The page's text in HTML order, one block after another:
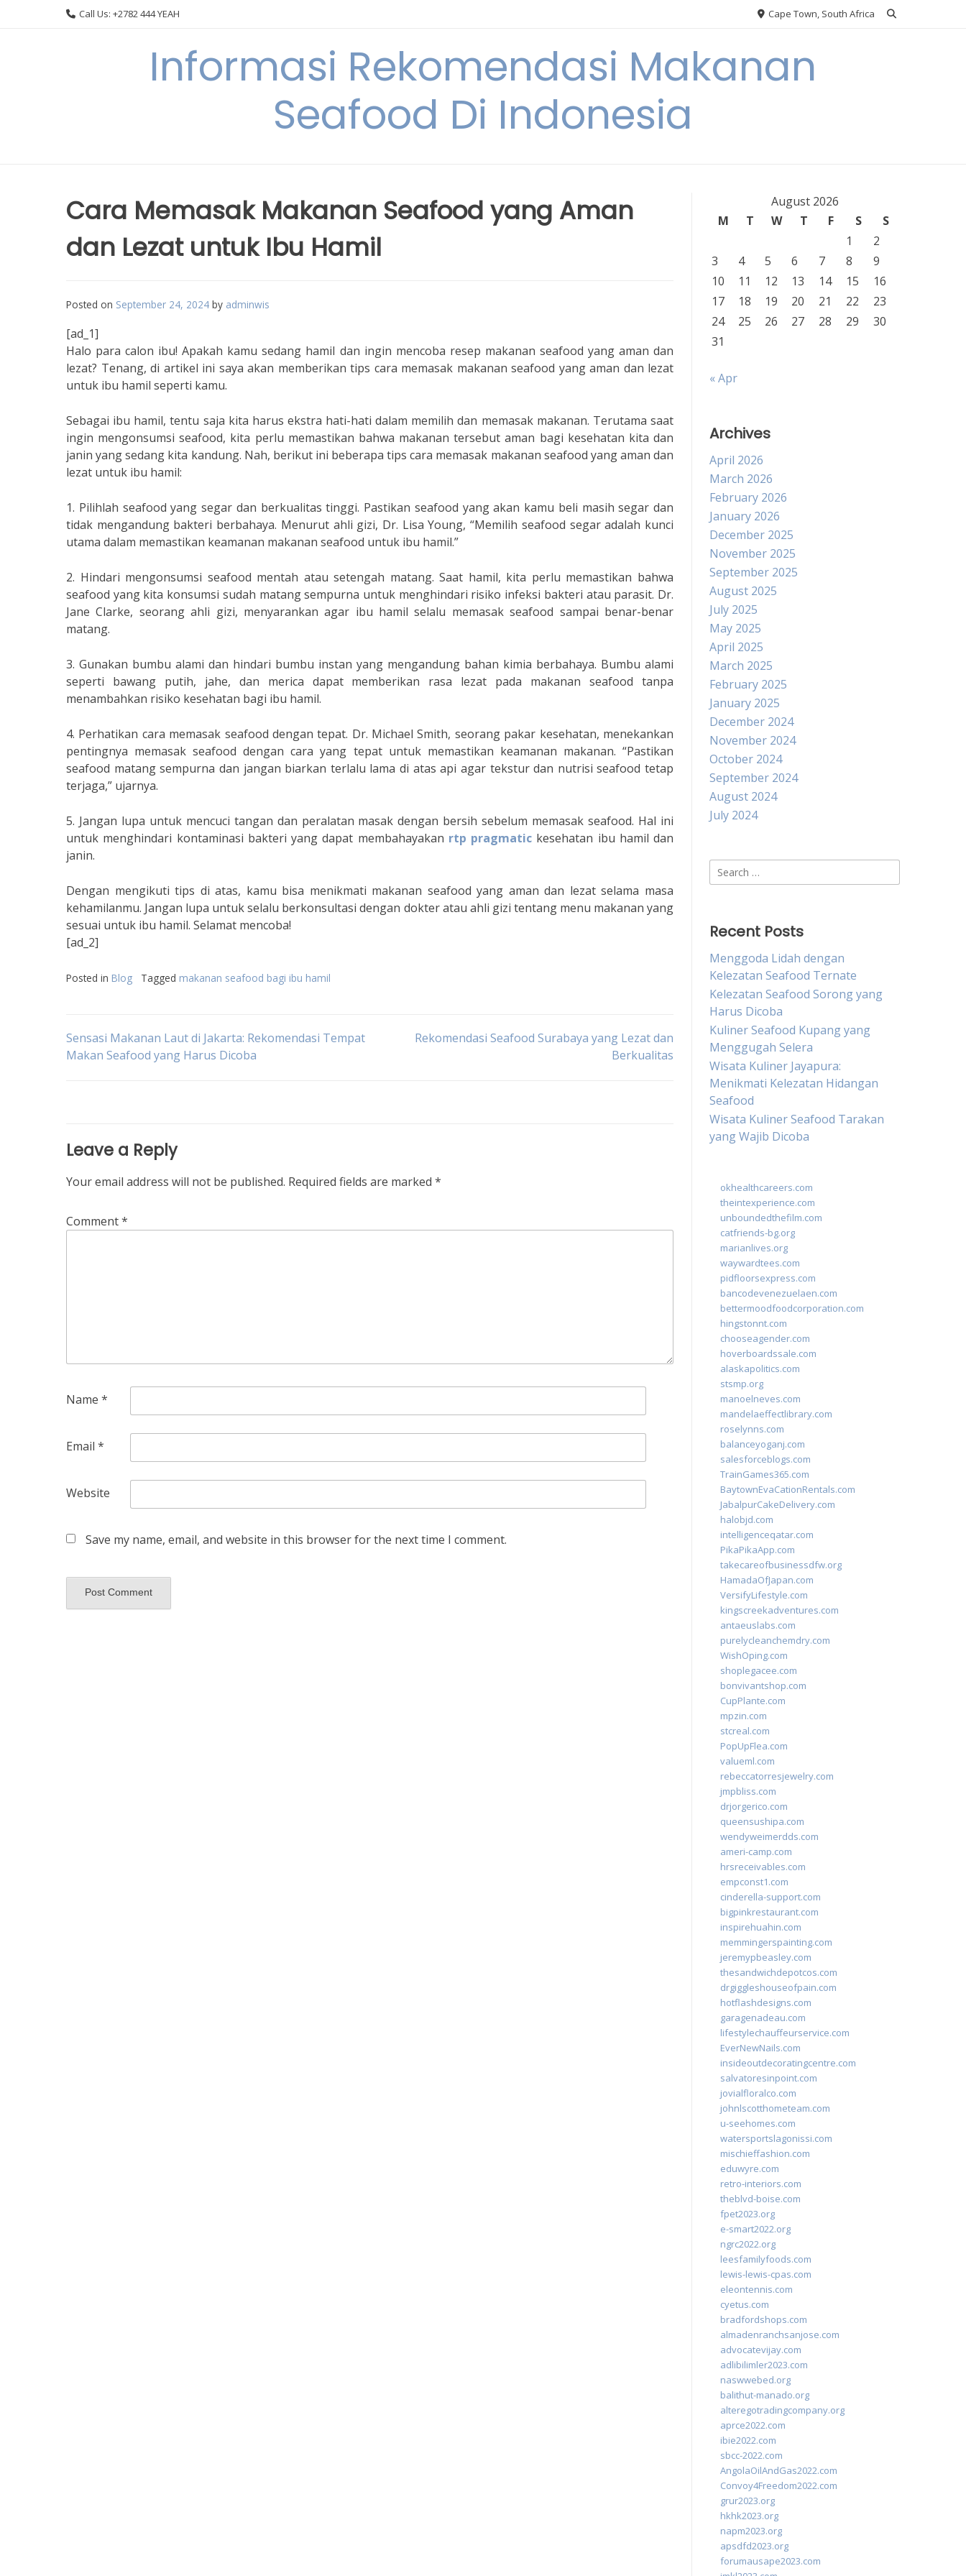
Call Us: +2782 444 YEAH Cape Town, South Africa
Informasi Rekomendasi Makanan
Seafood Di Indonesia
Cara Memasak Makanan Seafood yang Aman
dan Lezat untuk Ibu Hamil
Posted on September 24, 2024 by adminwis
[ad_1]
Halo para calon ibu! Apakah kamu sedang hamil dan ingin mencoba resep makanan seafood yang aman dan
lezat? Tenang, di artikel ini saya akan memberikan tips cara memasak makanan seafood yang aman dan lezat
untuk ibu hamil seperti kamu.
Sebagai ibu hamil, tentu saja kita harus ekstra hati-hati dalam memilih dan memasak makanan. Terutama saat
ingin mengonsumsi seafood, kita perlu memastikan bahwa makanan tersebut aman bagi kesehatan kita dan
janin yang sedang kita kandung. Nah, berikut ini beberapa tips cara memasak makanan seafood yang aman dan
lezat untuk ibu hamil:
1. Pilihlah seafood yang segar dan berkualitas tinggi. Pastikan seafood yang akan kamu beli masih segar dan
tidak mengandung bakteri berbahaya. Menurut ahli gizi, Dr. Lisa Young, “Memilih seafood segar adalah kunci
utama dalam memastikan keamanan makanan seafood untuk ibu hamil.”
2. Hindari mengonsumsi seafood mentah atau setengah matang. Saat hamil, kita perlu memastikan bahwa
seafood yang kita konsumsi sudah matang sempurna untuk menghindari risiko infeksi bakteri atau parasit. Dr.
Jane Clarke, seorang ahli gizi, menyarankan agar ibu hamil selalu memasak seafood sampai benar-benar
matang.
3. Gunakan bumbu alami dan hindari bumbu instan yang mengandung bahan kimia berbahaya. Bumbu alami
seperti bawang putih, jahe, dan merica dapat memberikan rasa lezat pada makanan seafood tanpa
menambahkan risiko kesehatan bagi ibu hamil.
4. Perhatikan cara memasak seafood dengan tepat. Dr. Michael Smith, seorang pakar kesehatan, menekankan
pentingnya memasak seafood dengan cara yang tepat untuk memastikan keamanan makanan. “Pastikan
seafood matang sempurna dan jangan biarkan terlalu lama di atas api agar tekstur dan nutrisi seafood tetap
terjaga,” ujarnya.
5. Jangan lupa untuk mencuci tangan dan peralatan masak dengan bersih sebelum memasak seafood. Hal ini
untuk menghindari kontaminasi bakteri yang dapat membahayakan rtp pragmatic kesehatan ibu hamil dan
janin.
Dengan mengikuti tips di atas, kamu bisa menikmati makanan seafood yang aman dan lezat selama masa
kehamilanmu. Jangan lupa untuk selalu berkonsultasi dengan dokter atau ahli gizi tentang menu makanan yang
sesuai untuk ibu hamil. Selamat mencoba!
[ad_2]
Posted in Blog Tagged makanan seafood bagi ibu hamil
Post
Sensasi Makanan Laut di Jakarta: Rekomendasi Tempat
Makan Seafood yang Harus Dicoba
Rekomendasi Seafood Surabaya yang Lezat dan
Berkualitas
Leave a Reply
Your email address will not be published. Required fields are marked *
Comment*
Name *
Email *
Website
Save my name, email, and website in this browser for the next time I comment.
August 2026
M
T W T F S
S
1
2
3
4 5 6 7 8
9
10
11 12 13 14 15
16
17
18 19 20 21 22
23
24
25 26 27 28 29
30
31
« Apr
Archives
April 2026
March 2026
February 2026
January 2026
December 2025
November 2025
September 2025
August 2025
July 2025
May 2025
April 2025
March 2025
February 2025
January 2025
December 2024
November 2024
October 2024
September 2024
August 2024
July 2024
Search
for:
Recent Posts
Menggoda Lidah dengan
Kelezatan Seafood Ternate
Kelezatan Seafood Sorong yang
Harus Dicoba
Kuliner Seafood Kupang yang
Menggugah Selera
Wisata Kuliner Jayapura:
Menikmati Kelezatan Hidangan
Seafood
Wisata Kuliner Seafood Tarakan
yang Wajib Dicoba
okhealthcareers.com
theintexperience.com
unboundedthefilm.com
catfriends-bg.org
marianlives.org
waywardtees.com
pidfloorsexpress.com
bancodevenezuelaen.com
bettermoodfoodcorporation.com
hingstonnt.com
chooseagender.com
hoverboardssale.com
alaskapolitics.com
stsmp.org
manoelneves.com
mandelaeffectlibrary.com
roselynns.com
balanceyoganj.com
salesforceblogs.com
TrainGames365.com
BaytownEvaCationRentals.com
JabalpurCakeDelivery.com
halobjd.com
intelligenceqatar.com
PikaPikaApp.com
takecareofbusinessdfw.org
HamadaOfJapan.com
VersifyLifestyle.com
kingscreekadventures.com
antaeuslabs.com
purelycleanchemdry.com
WishOping.com
shoplegacee.com
bonvivantshop.com
CupPlante.com
mpzin.com
stcreal.com
PopUpFlea.com
valueml.com
rebeccatorresjewelry.com
jmpbliss.com
drjorgerico.com
queensushipa.com
wendyweimerdds.com
ameri-camp.com
hrsreceivables.com
empconst1.com
cinderella-support.com
bigpinkrestaurant.com
inspirehuahin.com
memmingerspainting.com
jeremypbeasley.com
thesandwichdepotcos.com
drgiggleshouseofpain.com
hotflashdesigns.com
garagenadeau.com
lifestylechauffeurservice.com
EverNewNails.com
insideoutdecoratingcentre.com
salvatoresinpoint.com
jovialfloralco.com
johnlscotthometeam.com
u-seehomes.com
watersportslagonissi.com
mischieffashion.com
eduwyre.com
retro-interiors.com
theblvd-boise.com
fpet2023.org
e-smart2022.org
ngrc2022.org
leesfamilyfoods.com
lewis-lewis-cpas.com
eleontennis.com
cyetus.com
bradfordshops.com
almadenranchsanjose.com
advocatevijay.com
adlibilimler2023.com
naswwebed.org
balithut-manado.org
alteregotradingcompany.org
aprce2022.com
ibie2022.com
sbcc-2022.com
AngolaOilAndGas2022.com
Convoy4Freedom2022.com
grur2023.org
hkhk2023.org
napm2023.org
apsdfd2023.org
forumausape2023.com